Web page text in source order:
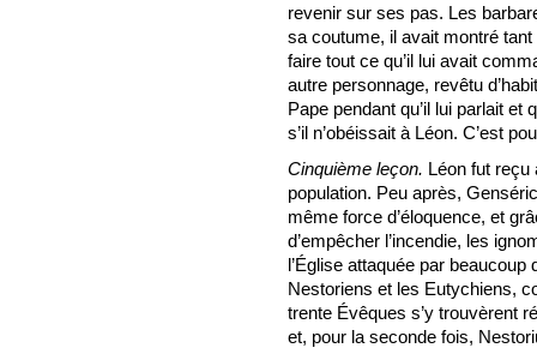
revenir sur ses pas. Les
sa coutume, il avait montré
faire tout ce qu’il lui avait
autre personnage, revêtu
Pape pendant qu’il lui parlait et
s’il n’obéissait à Léon. C’est
Cinquième leçon. Léon fut reçu
population. Peu après,
même force d’éloquence, et
d’empêcher l’incendie, les
l’Église attaquée par
Nestoriens et les Eutychiens,
trente Évêques s’y trouvèrent
et, pour la seconde fois,